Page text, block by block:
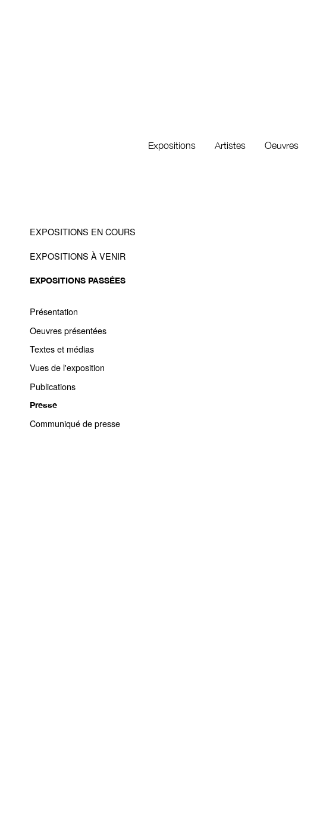
Expositions Artistes Oeuvres
EXPOSITIONS EN COURS
EXPOSITIONS À VENIR
EXPOSITIONS PASSÉES
Présentation
Oeuvres présentées
Textes et médias
Vues de l'exposition
Publications
Presse
Communiqué de presse